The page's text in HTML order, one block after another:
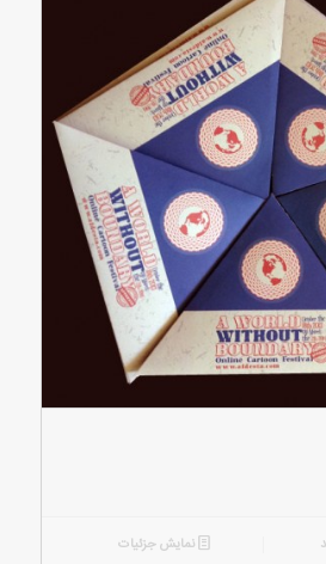
نمایش جزئیات